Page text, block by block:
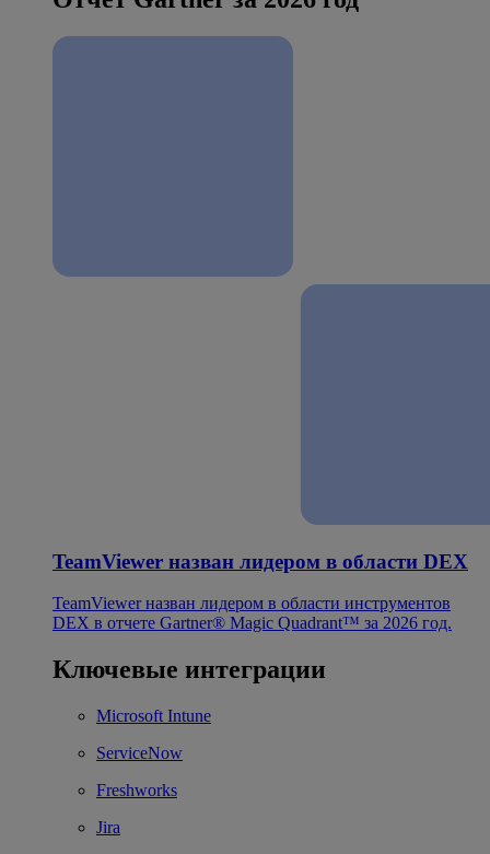
TeamViewer назван лидером в области DEX
TeamViewer назван лидером в области инструментов
DEX в отчете Gartner® Magic Quadrant™ за 2026 год.
Ключевые интеграции
Microsoft Intune
ServiceNow
Freshworks
Jira